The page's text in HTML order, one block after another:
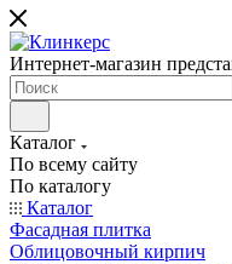
Интернет-магазин
Каталог
По всему сайту
По каталогу
Каталог
Фасадная плитка
Облицовочный кирпич